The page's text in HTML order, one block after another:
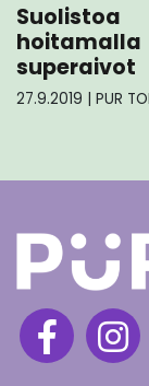
Suolistoa
hoitamalla
superaivot
27.9.2019 PUR